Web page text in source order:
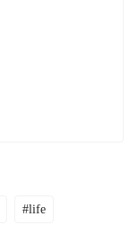
#life